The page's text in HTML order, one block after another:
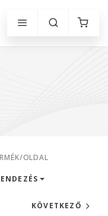
OLDAL
KÖVETKEZŐ